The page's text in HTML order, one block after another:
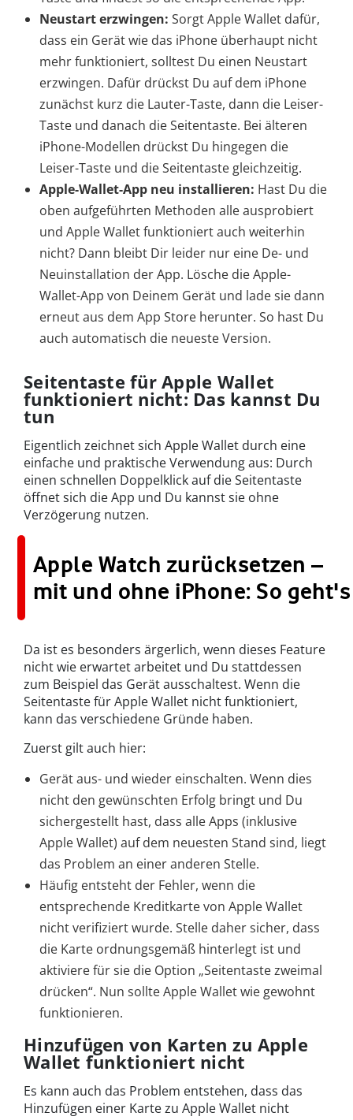
Neustart erzwingen: Sorgt Apple Wallet dafür,
dass ein Gerät wie das iPhone überhaupt nicht
mehr funktioniert, solltest Du einen Neustart
erzwingen. Dafür drückst Du auf dem iPhone
zunächst kurz die Lauter-Taste, dann die Leiser-
Taste und danach die Seitentaste. Bei älteren
iPhone-Modellen drückst Du hingegen die
Leiser-Taste und die Seitentaste gleichzeitig.
Apple-Wallet-App neu installieren: Hast Du die
oben aufgeführten Methoden alle ausprobiert
und Apple Wallet funktioniert auch weiterhin
nicht? Dann bleibt Dir leider nur eine De- und
Neuinstallation der App. Lösche die Apple-
Wallet-App von Deinem Gerät und lade sie dann
erneut aus dem App Store herunter. So hast Du
auch automatisch die neueste Version.
Seitentaste für Apple Wallet
funktioniert nicht: Das kannst Du
tun
Eigentlich zeichnet sich Apple Wallet durch eine
einfache und praktische Verwendung aus: Durch
einen schnellen Doppelklick auf die Seitentaste
öffnet sich die App und Du kannst sie ohne
Verzögerung nutzen.
Apple Watch zurücksetzen –
mit und ohne iPhone: So geht's
Da ist es besonders ärgerlich, wenn dieses Feature
nicht wie erwartet arbeitet und Du stattdessen
zum Beispiel das Gerät ausschaltest. Wenn die
Seitentaste für Apple Wallet nicht funktioniert,
kann das verschiedene Gründe haben.
Zuerst gilt auch hier:
Gerät aus- und wieder einschalten. Wenn dies
nicht den gewünschten Erfolg bringt und Du
sichergestellt hast, dass alle Apps (inklusive
Apple Wallet) auf dem neuesten Stand sind, liegt
das Problem an einer anderen Stelle.
Häufig entsteht der Fehler, wenn die
entsprechende Kreditkarte von Apple Wallet
nicht verifiziert wurde. Stelle daher sicher, dass
die Karte ordnungsgemäß hinterlegt ist und
aktiviere für sie die Option „Seitentaste zweimal
drücken“. Nun sollte Apple Wallet wie gewohnt
funktionieren.
Hinzufügen von Karten zu Apple
Wallet funktioniert nicht
Es kann auch das Problem entstehen, dass das
Hinzufügen einer Karte zu Apple Wallet nicht